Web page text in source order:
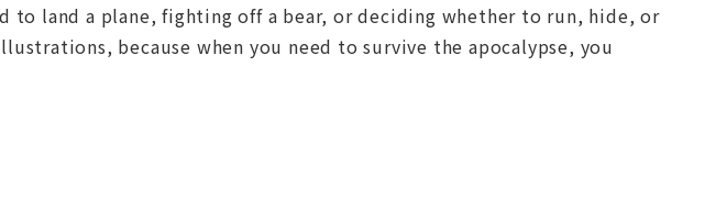
to land a plane, fighting off a bear, or deciding whether to run, hide, or
because when you need to survive the apocalypse, you